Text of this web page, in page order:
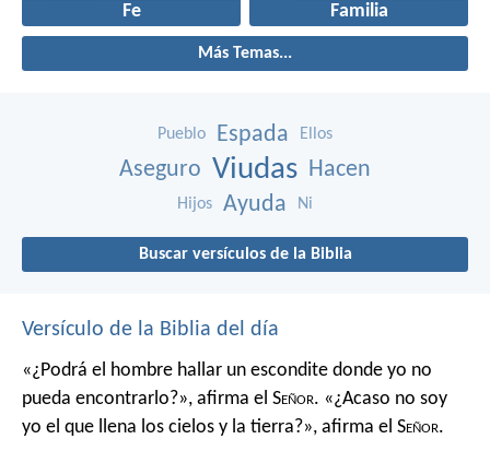
Fe Familia
Más Temas...
Pueblo Espada Ellos
Aseguro Viudas Hacen
Hijos Ayuda Ni
Buscar versículos de la Biblia
Versículo de la Biblia del día
«¿Podrá el hombre hallar un escondite donde yo no
pueda encontrarlo?», afirma el Señor. «¿Acaso no soy
yo el que llena los cielos y la tierra?», afirma el Señor.